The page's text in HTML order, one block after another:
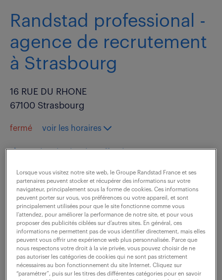
Randstad professional -
agence de recrutement
à Strasbourg
16 RUE DU RHONE
67100 Strasbourg
fermé voir les horaires
Technologies (18 offres)
03 90 40 01 50
Immobilier-&-Construction (3 offres)
Industrie (82 offres)
tel :03 90 40 01 50
Finance (75 offres)
tel :03 90 40 01 50
Lorsque vous visitez notre site web, le Groupe Randstad France et ses
partenaires peuvent stocker et récupérer des informations sur votre
navigateur, principalement sous la forme de cookies. Ces informations
peuvent porter sur vous, vos préférences ou votre appareil, et sont
principalement utilisées pour que le site fonctionne comme vous
l’attendez, pour améliorer la performance de notre site, et pour vous
proposer des publicités ciblées sur d’autres sites. En général, ces
informations ne permettent pas de vous identifier directement, mais elles
peuvent vous offrir une expérience web plus personnalisée. Parce que
nous respectons votre droit à la vie privée, vous pouvez choisir de ne
pas autoriser les catégories de cookies qui ne sont pas strictement
nécessaires au bon fonctionnement du site Internet. Cliquez sur
“paramétrer”, puis sur les titres des différentes catégories pour en savoir